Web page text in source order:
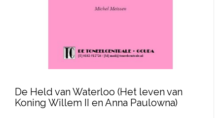
THEATERBOEKEN
De Held van Waterloo (Het leven van
Koning Willem II en Anna Paulowna)